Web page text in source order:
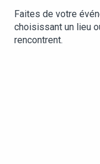
Faites de votre
choisissant un lieu
rencontrent.